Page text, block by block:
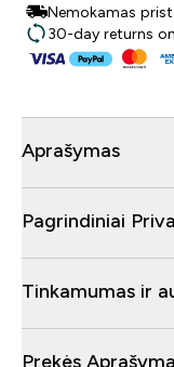
Nemokamas
30-day returns
Aprašymas
Pagrindiniai
Tinkamumas ir
Prekės